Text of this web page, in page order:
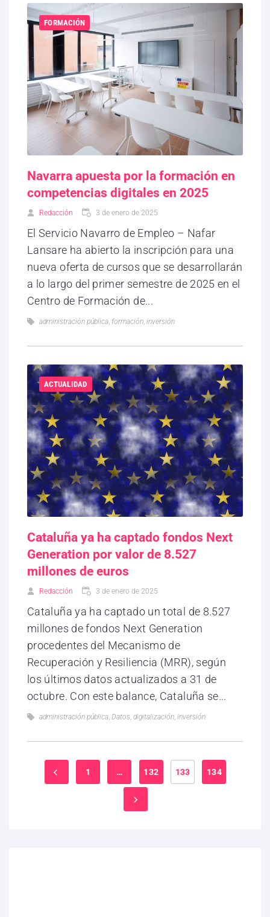
FORMACIÓN
Navarra apuesta por la formación en
competencias digitales en 2025
Redacción 3 de enero de 2025
El Servicio Navarro de Empleo – Nafar
Lansare ha abierto la inscripción para una
nueva oferta de cursos que se desarrollarán
a lo largo del primer semestre de 2025 en el
Centro de Formación de...
administración pública, formación, inversión
ACTUALIDAD
Cataluña ya ha captado fondos Next
Generation por valor de 8.527
millones de euros
Redacción 3 de enero de 2025
Cataluña ya ha captado un total de 8.527
millones de fondos Next Generation
procedentes del Mecanismo de
Recuperación y Resiliencia (MRR), según
los últimos datos actualizados a 31 de
octubre. Con este balance, Cataluña se...
administración pública, Datos, digitalización, inversión
1 … 132 133 134